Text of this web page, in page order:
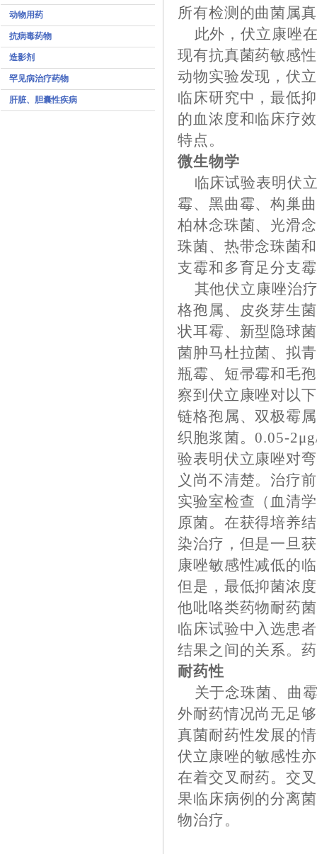
动物用药
抗病毒药物
造影剂
罕见病治疗药物
肝脏、胆囊性疾病
所有检测的曲菌属
此外，伏立康唑
现有抗真菌药敏感
动物实验发现，伏
临床研究中，最低
的血浓度和临床疗
特点。
微生物学
临床试验表明伏
霉、黑曲霉、构巢
柏林念珠菌、光滑
珠菌、热带念珠菌
支霉和多育足分支
其他伏立康唑治
格孢属、皮炎芽生
状耳霉、新型隐球
菌肿马杜拉菌、拟
瓶霉、短帚霉和毛
察到伏立康唑对以
链格孢属、双极霉
织胞浆菌。0.05-
验表明伏立康唑对
义尚不清楚。治疗
实验室检查（血清
原菌。在获得培养
染治疗，但是一旦
康唑敏感性减低的
但是，最低抑菌浓
他吡咯类药物耐药
临床试验中入选患
结果之间的关系。
耐药性
关于念珠菌、曲
外耐药情况尚无足
真菌耐药性发展的
伏立康唑的敏感性
在着交叉耐药。交
果临床病例的分离
物治疗。